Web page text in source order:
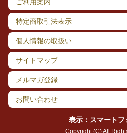
噛み締めるたびに香ばしい匂いが漂ってき
モンドセレクション4年連続銀賞受賞！
ご利用案内
特定商取引法表示
個人情報の取扱い
サイトマップ
メルマガ登録
お問い合わせ
表示：スマートフ
Copyright (C) All